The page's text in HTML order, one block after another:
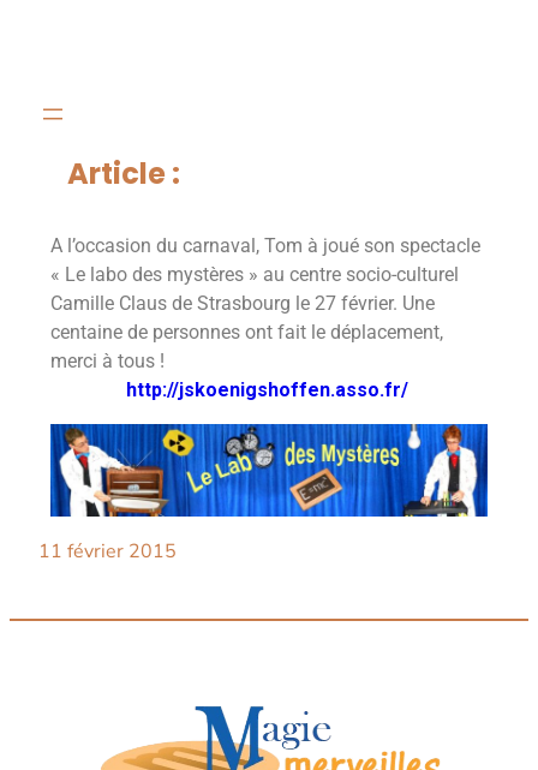
Article :
A l’occasion du carnaval, Tom à joué son spectacle
« Le labo des mystères » au centre socio-culturel
Camille Claus de Strasbourg le 27 février. Une
centaine de personnes ont fait le déplacement,
merci à tous !
http://jskoenigshoffen.asso.fr/
11 février 2015